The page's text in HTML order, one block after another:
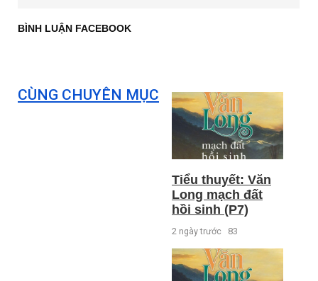
BÌNH LUẬN FACEBOOK
CÙNG CHUYÊN MỤC
Tiểu thuyết: Văn
Long mạch đất
hồi sinh (P7)
2 ngày trước 83